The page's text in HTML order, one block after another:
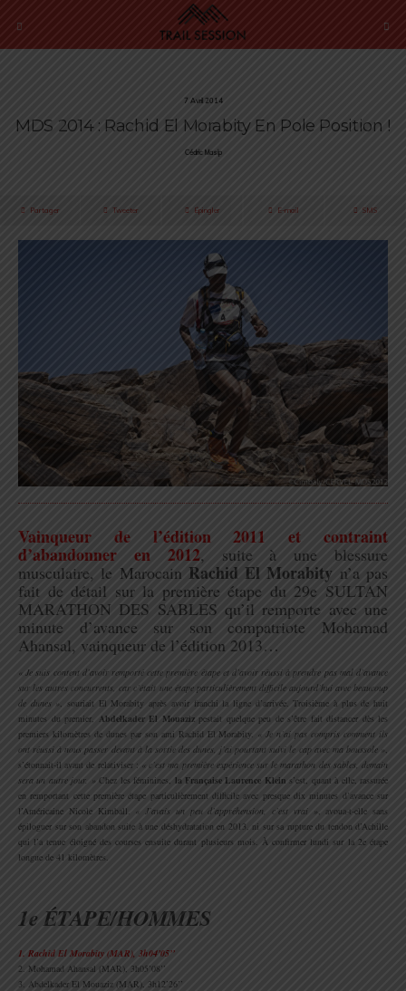
7 Avril 2014
MDS 2014 : Rachid El Morabity En Pole Position !
Cédric Masip
Partager Tweeter Épingler E-mail SMS
Vainqueur de l’édition 2011 et contraint
d’abandonner en 2012, suite à une blessure
musculaire, le Marocain Rachid El Morabity n’a pas
fait de détail sur la première étape du 29e SULTAN
MARATHON DES SABLES qu’il remporte avec une
minute d’avance sur son compatriote Mohamad
Ahansal, vainqueur de l’édition 2013…
« Je suis content d’avoir remporté cette première étape et d’avoir réussi à prendre pas mal d’avance
sur les autres concurrents, car c’était une étape particulièrement difficile aujourd’hui avec beaucoup
de dunes », souriait El Morabity après avoir franchi la ligne d’arrivée. Troisième à plus de huit
minutes du premier, Abdelkader El Mouazizpestait quelque peu de s’être fait distancer dès les
premiers kilomètres de dunes par son ami Rachid El Morabity. « Je n’ai pas compris comment ils
ont réussi à nous passer devant à la sortie des dunes, j’ai pourtant suivi le cap avec ma boussole »,
s’étonnait-il avant de relativiser : « c’est ma première expérience sur le marathon des sables, demain
sera un autre jour. »Chez les féminines, la Française Laurence Klein s’est, quant à elle, rassurée
en remportant cette première étape particulièrement difficile avec presque dix minutes d’avance sur
l’Américaine Nicole Kimball. « J’avais un peu d’appréhension, c’est vrai », avoua-t-elle sans
épiloguer sur son abandon suite à une déshydratation en 2013, ni sur sa rupture du tendon d’Achille
qui l’a tenue éloigné des courses ensuite durant plusieurs mois. À confirmer lundi sur la 2e étape
longue de 41 kilomètres.
1e ÉTAPE/HOMMES
1. Rachid El Morabity (MAR), 3h04’05’’
2. Mohamad Ahansal (MAR), 3h05’08’’
3. Abdelkader El Mouaziz (MAR), 3h12’26’’